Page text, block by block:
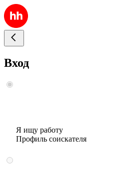
Вход
Я ищу работу
Профиль соискателя